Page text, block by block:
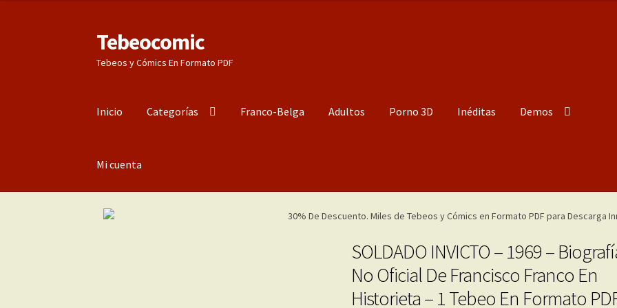
Ir
a
la
Ir
al
contenido
Tebeocomic
Tebeos y Cómics En Formato PDF
Inicio Categorías Franco-Belga Adultos Porno 3D Inéditas Demos
Mi cuenta
SOLDADO INVICTO – 1969 –
No Oficial De Francisco Franco En
Historieta – 1 Tebeo En Formato